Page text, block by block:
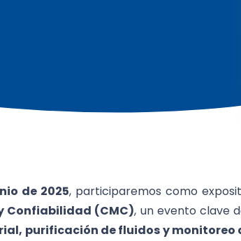
de 2025, participaremos como
Confiabilidad (CMC), un evento clave
purificación de fluidos y monitoreo